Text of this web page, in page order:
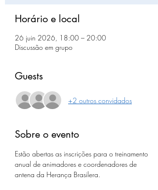
Horário e local
26 juin 2026, 18:00 – 20:00
Discussão em grupo
Guests
+2 outros convidados
Sobre o evento
Estão abertas as inscrições para o treinamento
anual de animadores e coordenadores de
antena da Herança Brasilera.